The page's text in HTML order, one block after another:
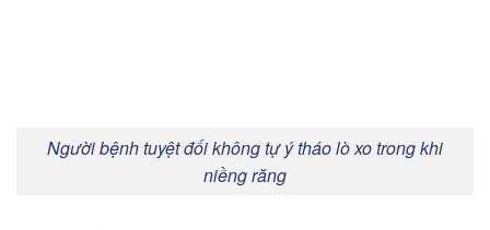
Người bệnh tuyệt đối không tự ý tháo lò xo trong khi
niềng răng